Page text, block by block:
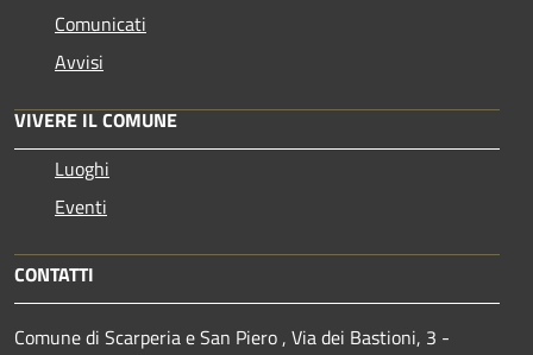
Comunicati
Avvisi
VIVERE IL COMUNE
Luoghi
Eventi
CONTATTI
Comune di Scarperia e San Piero , Via dei Bastioni, 3 -